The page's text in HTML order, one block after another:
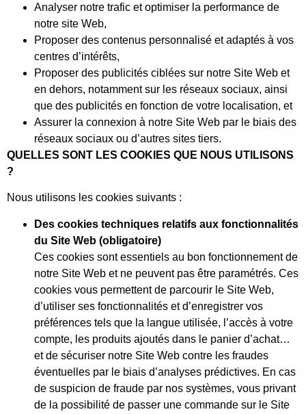
Analyser notre trafic et optimiser la performance de
notre site Web,
Proposer des contenus personnalisé et adaptés à vos
centres d’intérêts,
Proposer des publicités ciblées sur notre Site Web et
en dehors, notamment sur les réseaux sociaux, ainsi
que des publicités en fonction de votre localisation, et
Assurer la connexion à notre Site Web par le biais des
réseaux sociaux ou d’autres sites tiers.
QUELLES SONT LES COOKIES QUE NOUS UTILISONS
?
Nous utilisons les cookies suivants :
Des cookies techniques relatifs aux fonctionnalités
du Site Web (obligatoire)
Ces cookies sont essentiels au bon fonctionnement de
notre Site Web et ne peuvent pas être paramétrés. Ces
cookies vous permettent de parcourir le Site Web,
d’utiliser ses fonctionnalités et d’enregistrer vos
préférences tels que la langue utilisée, l’accès à votre
compte, les produits ajoutés dans le panier d’achat…
et de sécuriser notre Site Web contre les fraudes
éventuelles par le biais d’analyses prédictives. En cas
de suspicion de fraude par nos systèmes, vous privant
de la possibilité de passer une commande sur le Site